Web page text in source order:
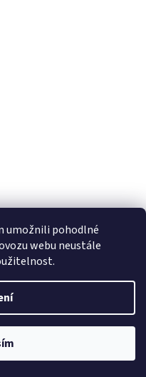
umožnili pohodlné
webu neustále
práva vyhrazena.